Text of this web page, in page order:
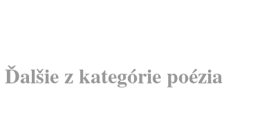
Ďalšie z kategórie poézia